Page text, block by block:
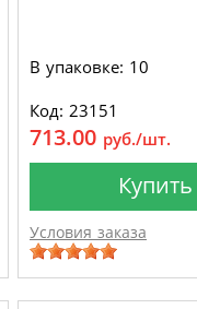
В упаковке: 10
Код: 23151
713.00 руб./шт.
Купить
Условия заказа